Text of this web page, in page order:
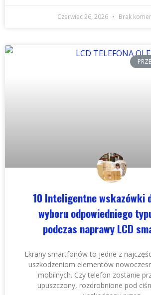
Czerwiec 26, 2026 Brak
10 Inteligentne wskazówki
wyboru odpowiedniego
podczas naprawy LCD
Ekrany smartfonów to jedne z
uszkodzeniom elementów
mobilnych. Czy telefon zostanie
upuszczony, rozdrobnione pod